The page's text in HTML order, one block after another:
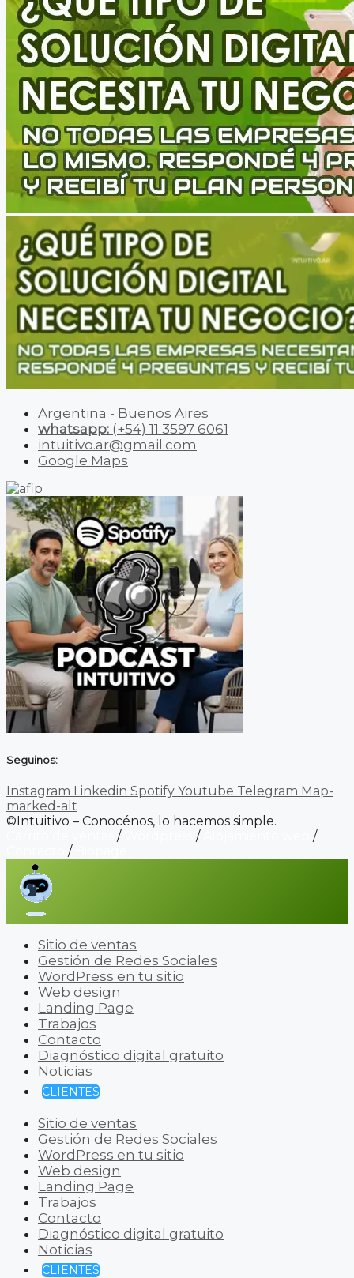
Argentina - Buenos Aires
whatsapp: (+54) 11 3597 6061
intuitivo.ar@gmail.com
Google Maps
Seguinos:
Instagram Linkedin Spotify Youtube Telegram Map-
marked-alt
©Intuitivo – Conocénos, lo hacemos simple.
/ /
/
/
Sitio de ventas
Gestión de Redes Sociales
WordPress en tu sitio
Web design
Landing Page
Trabajos
Contacto
Diagnóstico digital gratuito
Noticias
CLIENTES
Sitio de ventas
Gestión de Redes Sociales
WordPress en tu sitio
Web design
Landing Page
Trabajos
Contacto
Diagnóstico digital gratuito
Noticias
CLIENTES